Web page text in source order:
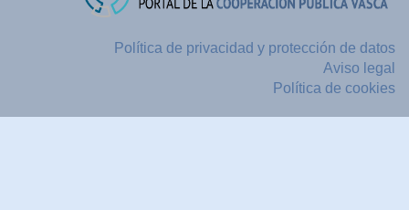
Política de privacidad y protección de datos
Aviso legal
Política de cookies